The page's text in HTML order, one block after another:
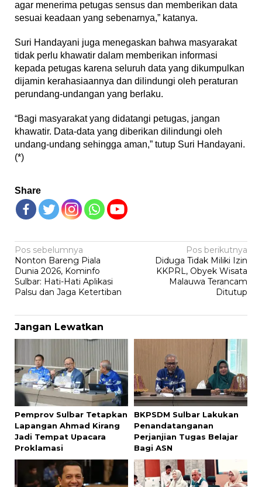
agar menerima petugas sensus dan memberikan data
sesuai keadaan yang sebenarnya,” katanya.
Suri Handayani juga menegaskan bahwa masyarakat
tidak perlu khawatir dalam memberikan informasi
kepada petugas karena seluruh data yang dikumpulkan
dijamin kerahasiaannya dan dilindungi oleh peraturan
perundang-undangan yang berlaku.
“Bagi masyarakat yang didatangi petugas, jangan
khawatir. Data-data yang diberikan dilindungi oleh
undang-undang sehingga aman,” tutup Suri Handayani.
(*)
Share
Navigasi
pos
Pos sebelumnya
Nonton Bareng Piala
Dunia 2026, Kominfo
Sulbar: Hati-Hati Aplikasi
Palsu dan Jaga Ketertiban
Pos berikutnya
Diduga Tidak Miliki Izin
KKPRL, Obyek Wisata
Malauwa Terancam
Ditutup
Jangan Lewatkan
Pemprov Sulbar Tetapkan
Lapangan Ahmad Kirang
Jadi Tempat Upacara
Proklamasi
BKPSDM Sulbar Lakukan
Penandatanganan
Perjanjian Tugas Belajar
Bagi ASN